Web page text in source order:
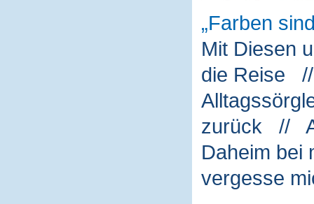
Farben
Mit Diesen
die Reise
zurück //
Daheim
vergesse